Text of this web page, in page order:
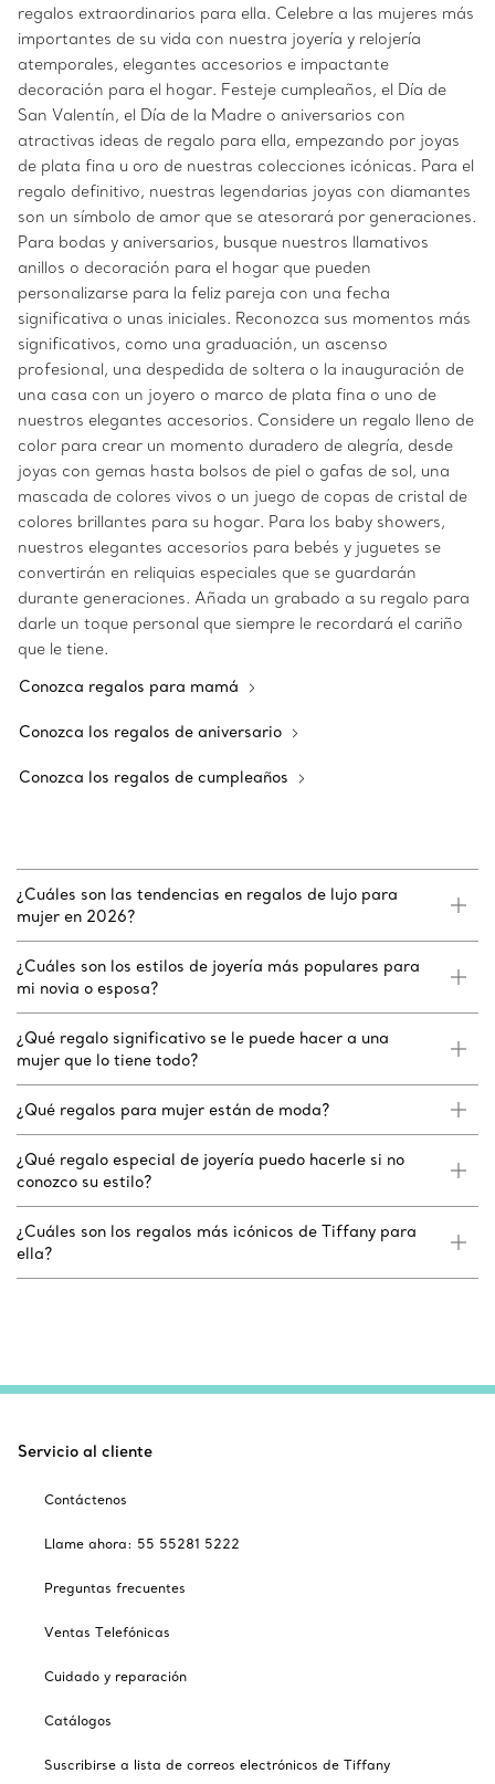
regalos extraordinarios para ella. Celebre a las mujeres más
importantes de su vida con nuestra joyería y relojería
atemporales, elegantes accesorios e impactante
decoración para el hogar. Festeje cumpleaños, el Día de
San Valentín, el Día de la Madre o aniversarios con
atractivas ideas de regalo para ella, empezando por joyas
de plata fina u oro de nuestras colecciones icónicas. Para el
regalo definitivo, nuestras legendarias joyas con diamantes
son un símbolo de amor que se atesorará por generaciones.
Para bodas y aniversarios, busque nuestros llamativos
anillos o decoración para el hogar que pueden
personalizarse para la feliz pareja con una fecha
significativa o unas iniciales. Reconozca sus momentos más
significativos, como una graduación, un ascenso
profesional, una despedida de soltera o la inauguración de
una casa con un joyero o marco de plata fina o uno de
nuestros elegantes accesorios. Considere un regalo lleno de
color para crear un momento duradero de alegría, desde
joyas con gemas hasta bolsos de piel o gafas de sol, una
mascada de colores vivos o un juego de copas de cristal de
colores brillantes para su hogar. Para los baby showers,
nuestros elegantes accesorios para bebés y juguetes se
convertirán en reliquias especiales que se guardarán
durante generaciones. Añada un grabado a su regalo para
darle un toque personal que siempre le recordará el cariño
que le tiene.
Conozca regalos para mamá
Conozca los regalos de aniversario
Conozca los regalos de cumpleaños
¿Cuáles son las tendencias en regalos de lujo para
mujer en 2026?
¿Cuáles son los estilos de joyería más populares para
mi novia o esposa?
¿Qué regalo significativo se le puede hacer a una
mujer que lo tiene todo?
¿Qué regalos para mujer están de moda?
¿Qué regalo especial de joyería puedo hacerle si no
conozco su estilo?
¿Cuáles son los regalos más icónicos de Tiffany para
ella?
Servicio al cliente
Contáctenos
Llame ahora: 55 55281 5222
Preguntas frecuentes
Ventas Telefónicas
Cuidado y reparación
Catálogos
Suscribirse a lista de correos electrónicos de Tiffany